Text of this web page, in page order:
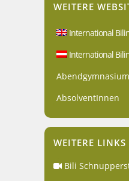
WEITERE
International
International
Abendgymnasium
AbsolventInnen
WEITERE LINKS
Bili